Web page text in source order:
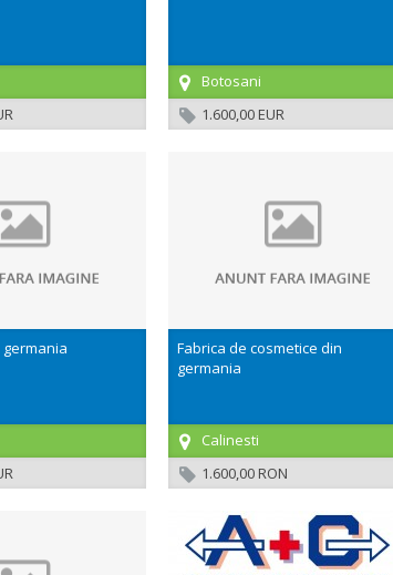
Botosani
1.600,00 EUR
Fabrica de cosmetice din
germania
Calinesti
1.600,00 RON